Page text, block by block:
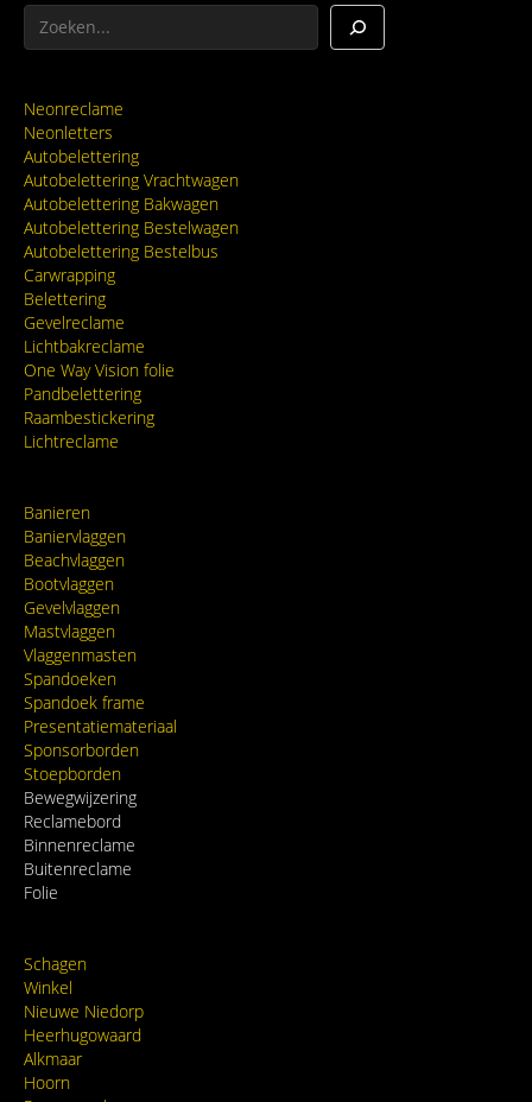
Zoeken
Neonreclame
Neonletters
Autobelettering
Autobelettering Vrachtwagen
Autobelettering Bakwagen
Autobelettering Bestelwagen
Autobelettering Bestelbus
Carwrapping
Belettering
Gevelreclame
Lichtbakreclame
One Way Vision folie
Pandbelettering
Raambestickering
Lichtreclame
Banieren
Baniervlaggen
Beachvlaggen
Bootvlaggen
Gevelvlaggen
Mastvlaggen
Vlaggenmasten
Spandoeken
Spandoek frame
Presentatiemateriaal
Sponsorborden
Stoepborden
Bewegwijzering
Reclamebord
Binnenreclame
Buitenreclame
Folie
Schagen
Winkel
Nieuwe Niedorp
Heerhugowaard
Alkmaar
Hoorn